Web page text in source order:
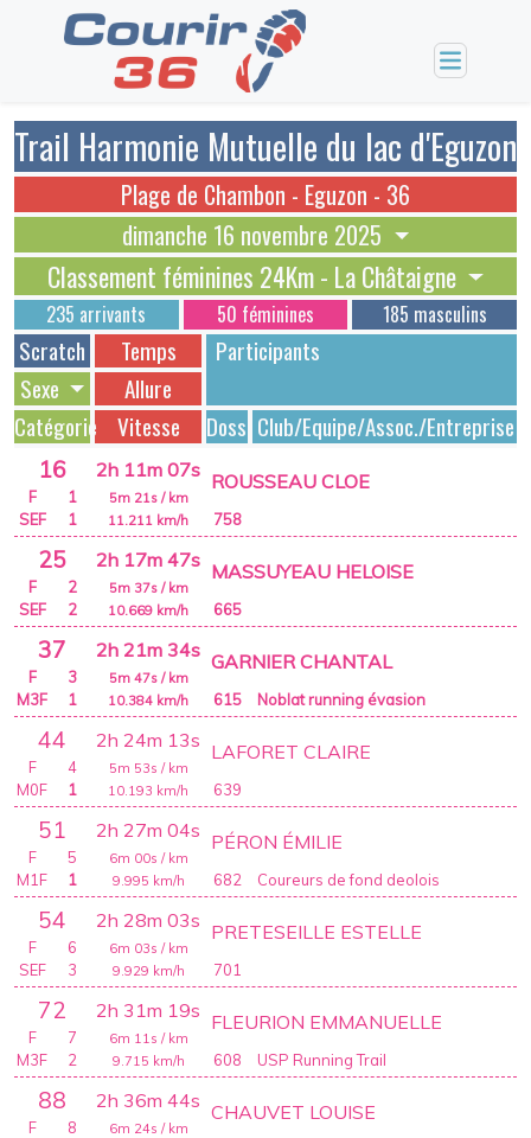
Trail Harmonie Mutuelle du lac d'Eguzon
dimanche 16 novembre 2025
Plage de Chambon - Eguzon - 36
Classement féminines 24Km - La Châtaigne
235 arrivants 50 féminines 185 masculins
Scratch Temps
Dossards
Participants
Allure
Vitesse
Sexe
Catégorie
Club/Equipe/Assoc./Entreprise
16 2h 11m 07s
758
ROUSSEAU CLOE
5m 21s / km
11.211 km/h
F
1
SEF
1
25 2h 17m 47s
665
MASSUYEAU HELOISE
5m 37s / km
10.669 km/h
F
2
SEF
2
37 2h 21m 34s
615
GARNIER CHANTAL
5m 47s / km
10.384 km/h
F
3
M3F
1 Noblat running évasion
44 2h 24m 13s
639
LAFORET CLAIRE
5m 53s / km
10.193 km/h
F
4
M0F
1
51 2h 27m 04s
682
PÉRON ÉMILIE
6m 00s / km
9.995 km/h
F
5
M1F
1 Coureurs de fond deolois
54 2h 28m 03s
701
PRETESEILLE ESTELLE
6m 03s / km
9.929 km/h
F
6
SEF
3
72 2h 31m 19s
608
FLEURION EMMANUELLE
6m 11s / km
9.715 km/h
F
7
M3F
2 USP Running Trail
88 2h 36m 44s CHAUVET LOUISE
6m 24s / km
F
8